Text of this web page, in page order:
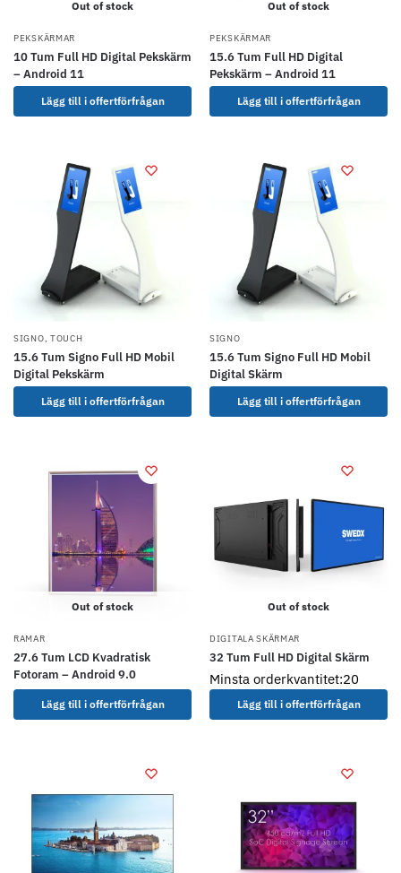
Out of stock
PEKSKÄRMAR
10 Tum Full HD Digital Pekskärm
– Android 11
Lägg till i offertförfrågan
Out of stock
PEKSKÄRMAR
15.6 Tum Full HD Digital
Pekskärm – Android 11
Lägg till i offertförfrågan
SIGNO, TOUCH
15.6 Tum Signo Full HD Mobil
Digital Pekskärm
Lägg till i offertförfrågan
SIGNO
15.6 Tum Signo Full HD Mobil
Digital Skärm
Lägg till i offertförfrågan
Out of stock
RAMAR
27.6 Tum LCD Kvadratisk
Fotoram – Android 9.0
Lägg till i offertförfrågan
Out of stock
DIGITALA SKÄRMAR
32 Tum Full HD Digital Skärm
Minsta orderkvantitet:20
Lägg till i offertförfrågan